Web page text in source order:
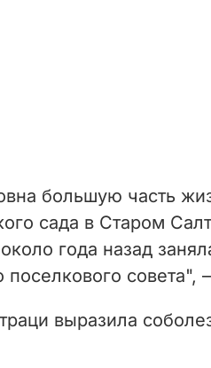
большую часть
сада в Старом
года назад
поселкового
выразила